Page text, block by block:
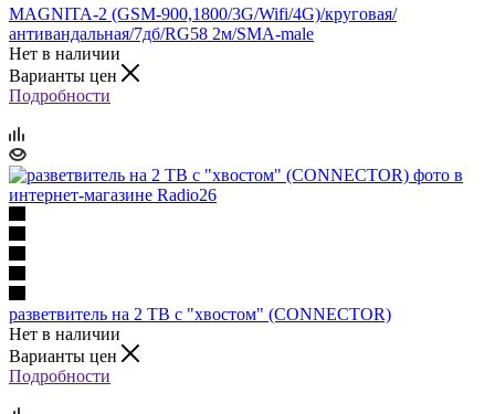
MAGNITA-2 (GSM-900,1800/3G/Wifi/4G)/круговая/
антивандальная/7дб/RG58 2м/SMA-male
Нет в наличии
Варианты цен
Подробности
разветвитель на 2 ТВ с "хвостом" (CONNECTOR)
Нет в наличии
Варианты цен
Подробности